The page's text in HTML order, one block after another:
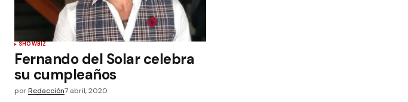
SHOWBIZ
Fernando del Solar celebra
su cumpleaños
porRedacción7 abril, 2020